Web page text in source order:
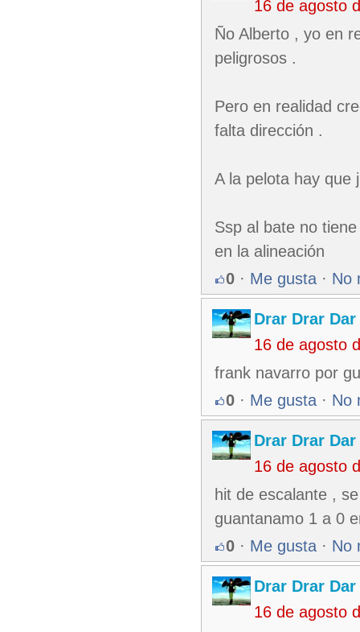
16 de agosto
Ño Alberto , yo en
peligrosos .
Pero en realidad
falta dirección .
A la pelota hay que
Ssp al bate no
en la alineación
0 · Me gusta · No
Drar Drar Dar
16 de agosto
frank navarro por
0 · Me gusta · No
Drar Drar Dar
16 de agosto
hit de escalante ,
guantanamo 1 a 0
0 · Me gusta · No
Drar Drar Dar
16 de agosto